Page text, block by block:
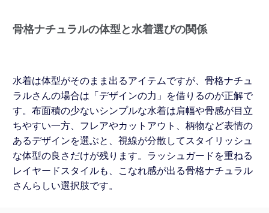
骨格ナチュラルの体型と水着選びの関係
水着は体型がそのまま出るアイテムですが、骨格ナチュ
ラルさんの場合は「デザインの力」を借りるのが正解で
す。布面積の少ないシンプルな水着は肩幅や骨感が目立
ちやすい一方、フレアやカットアウト、柄物など表情の
あるデザインを選ぶと、視線が分散してスタイリッシュ
な体型の良さだけが残ります。ラッシュガードを重ねる
レイヤードスタイルも、こなれ感が出る骨格ナチュラル
さんらしい選択肢です。